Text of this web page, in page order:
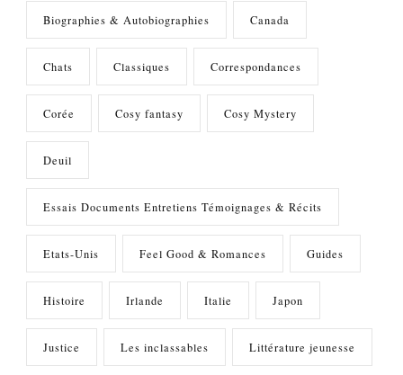
Biographies & Autobiographies Canada
Chats Classiques Correspondances
Corée Cosy fantasy Cosy Mystery
Deuil
Essais Documents Entretiens Témoignages & Récits
Etats-Unis Feel Good & Romances Guides
Histoire Irlande Italie Japon
Justice Les inclassables Littérature jeunesse